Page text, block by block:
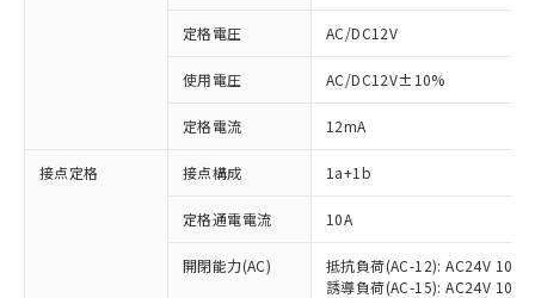
定格電圧 AC/DC12V
使用電圧 AC/DC12V±10%
定格電流 12mA
接点定格 接点構成 1a+1b
定格通電電流 10A
開閉能力(AC)
抵抗負荷(AC-12): AC24V 10A/
誘導負荷(AC-15): AC24V
対応済み：EU RoHS指令（10物質）の
非含有に対応した製品が提供可能な商品で